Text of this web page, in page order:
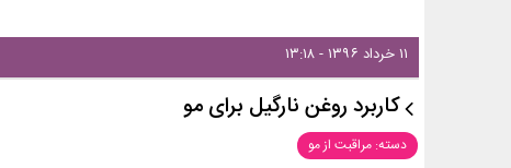
۱۱ خرداد ۱۳۹۶ - ۱۳:۱۸
کاربرد روغن نارگیل برای مو
دسته: مراقبت از مو